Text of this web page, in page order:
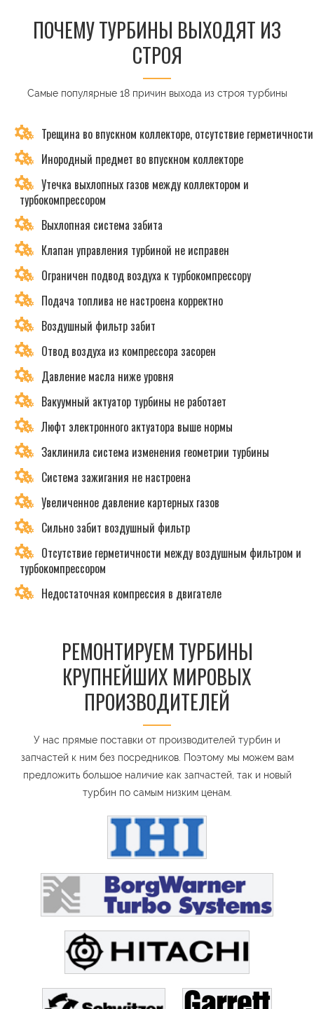
ПОЧЕМУ ТУРБИНЫ ВЫХОДЯТ ИЗ
СТРОЯ
Самые популярные 18 причин выхода из строя турбины
Трещина во впускном коллекторе, отсутствие герметичности
Инородный предмет во впускном коллекторе
Утечка выхлопных газов между коллектором и
турбокомпрессором
Выхлопная система забита
Клапан управления турбиной не исправен
Ограничен подвод воздуха к турбокомпрессору
Подача топлива не настроена корректно
Воздушный фильтр забит
Отвод воздуха из компрессора засорен
Давление масла ниже уровня
Вакуумный актуатор турбины не работает
Люфт электронного актуатора выше нормы
Заклинила система изменения геометрии турбины
Система зажигания не настроена
Увеличенное давление картерных газов
Сильно забит воздушный фильтр
Отсутствие герметичности между воздушным фильтром и
турбокомпрессором
Недостаточная компрессия в двигателе
РЕМОНТИРУЕМ ТУРБИНЫ
КРУПНЕЙШИХ МИРОВЫХ
ПРОИЗВОДИТЕЛЕЙ
У нас прямые поставки от производителей турбин и
запчастей к ним без посредников. Поэтому мы можем вам
предложить большое наличие как запчастей, так и новый
турбин по самым низким ценам.